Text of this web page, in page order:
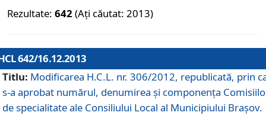
Rezultate: 642 (Ați căutat: 2013)
642/16.12.2013
Titlu: Modificarea H.C.L. nr. 306/2012, republicată, prin
s-a aprobat numărul, denumirea şi componenţa
de specialitate ale Consiliului Local al Municipiului Braşov.